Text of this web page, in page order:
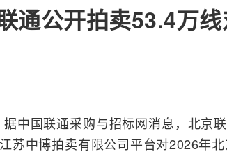
通公开拍卖53.4万
据中国联通采购与招标网消息， 北京
苏中博拍卖有限公司平台对2026年